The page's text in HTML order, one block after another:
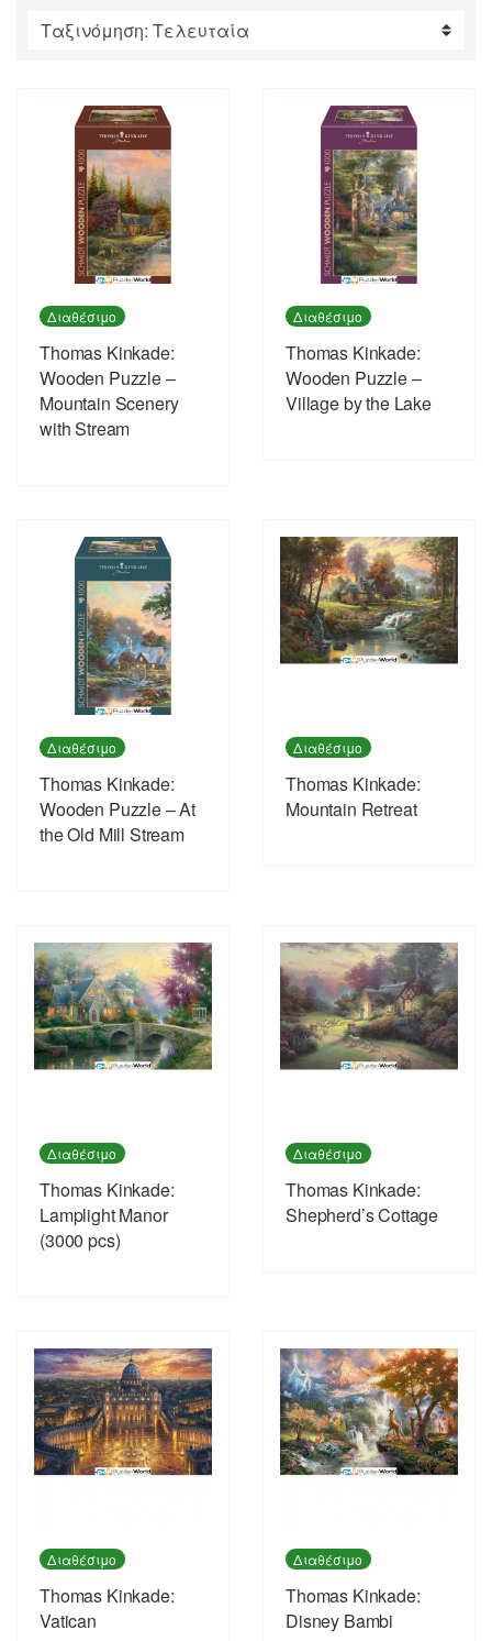
Διαθέσιμο
Thomas Kinkade:
Wooden Puzzle –
Mountain Scenery
with Stream
Διαθέσιμο
Thomas Kinkade:
Wooden Puzzle –
Village by the Lake
Διαθέσιμο
Thomas Kinkade:
Wooden Puzzle – At
the Old Mill Stream
Διαθέσιμο
Thomas Kinkade:
Mountain Retreat
Διαθέσιμο
Thomas Kinkade:
Lamplight Manor
(3000 pcs)
Διαθέσιμο
Thomas Kinkade:
Shepherd’s Cottage
Διαθέσιμο
Thomas Kinkade:
Vatican
Διαθέσιμο
Thomas Kinkade:
Disney Bambi